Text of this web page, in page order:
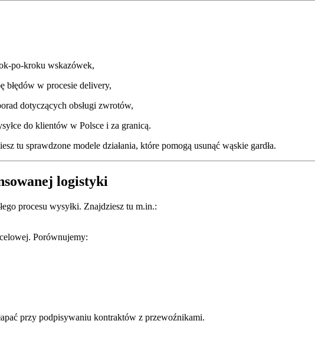
po-kroku wskazówek,
błędów w procesie delivery,
dotyczących obsługi zwrotów,
do klientów w Polsce i za granicą.
tu sprawdzone modele działania, które pomogą usunąć wąskie gardła.
logistyki
procesu wysyłki. Znajdziesz tu m.in.:
Porównujemy:
przy podpisywaniu kontraktów z przewoźnikami.